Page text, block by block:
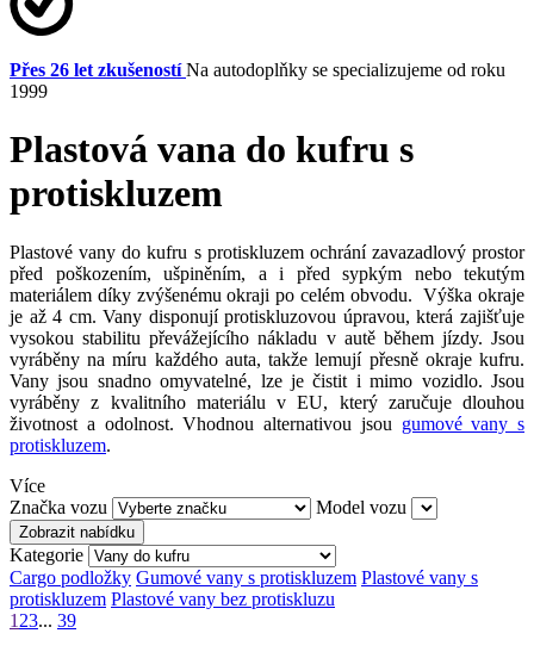
Přes 26 let zkušeností Na autodoplňky se specializujeme od roku
1999
Plastová vana do kufru s
protiskluzem
Plastové vany do kufru s protiskluzem ochrání zavazadlový prostor
před poškozením, ušpiněním, a i před sypkým nebo tekutým
materiálem díky zvýšenému okraji po celém obvodu. Výška okraje
je až 4 cm. Vany disponují protiskluzovou úpravou, která zajišťuje
vysokou stabilitu převážejícího nákladu v autě během jízdy. Jsou
vyráběny na míru každého auta, takže lemují přesně okraje kufru.
Vany jsou snadno omyvatelné, lze je čistit i mimo vozidlo. Jsou
vyráběny z kvalitního materiálu v EU, který zaručuje dlouhou
životnost a odolnost. Vhodnou alternativou jsou gumové vany s
protiskluzem.
Více
Značka vozu
Model vozu
Zobrazit nabídku
Kategorie
Cargo podložky Gumové vany s protiskluzem Plastové vany s
protiskluzem Plastové vany bez protiskluzu
1 23... 39